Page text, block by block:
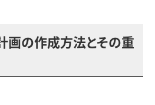
画の作成方法とその重